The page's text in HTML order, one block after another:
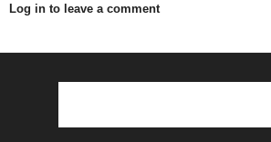
Log in to leave a comment